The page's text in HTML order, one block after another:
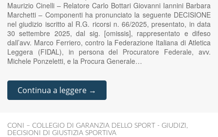
Maurizio Cinelli – Relatore Carlo Bottari Giovanni Iannini Barbara
Marchetti – Componenti ha pronunciato la seguente DECISIONE
nel giudizio iscritto al R.G. ricorsi n. 66/2025, presentato, in data
30 settembre 2025, dal sig. [omissis], rappresentato e difeso
dall’avv. Marco Ferriero, contro la Federazione Italiana di Atletica
Leggera (FIDAL), in persona del Procuratore Federale, avv.
Michele Ponzeletti, e la Procura Generale…
Continua a leggere →
CONI – COLLEGIO DI GARANZIA DELLO SPORT - GIUDIZI ,
DECISIONI DI GIUSTIZIA SPORTIVA